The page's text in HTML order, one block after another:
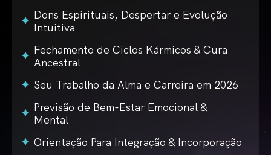
Dons Espirituais, Despertar e Evolução
Intuitiva
Fechamento de Ciclos Kármicos & Cura
Ancestral
Seu Trabalho da Alma e Carreira em 2026
Previsão de Bem-Estar Emocional &
Mental
Orientação Para Integração & Incorporação